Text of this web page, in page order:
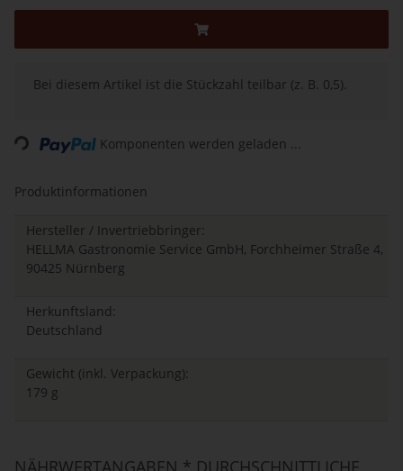
xBei diesem Artikel ist die Stückzahl teilbar (z. B. 0,5).
Loading... Komponenten werden geladen ...
Produktinformationen
Hersteller / Invertriebbringer:
HELLMA Gastronomie Service GmbH, Forchheimer Straße 4,
90425 Nürnberg
Herkunftsland:
Deutschland
Gewicht (inkl. Verpackung):
179 g
NÄHRWERTANGABEN * DURCHSCHNITTLICHE